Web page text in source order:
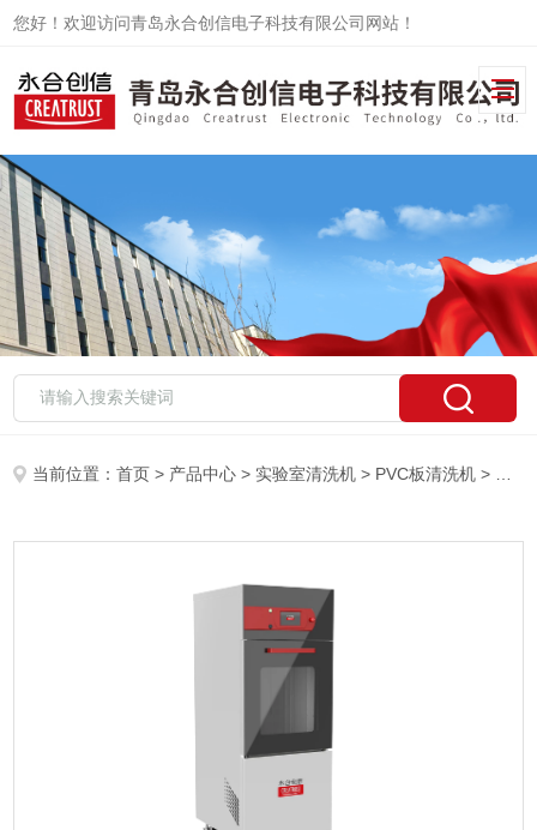
您好！欢迎访问青岛永合创信电子科技有限公司网站！
当前位置：首页 > 产品中心 > 实验室清洗机 > PVC板清洗机 > CTLW-280国产PVC板清洗机